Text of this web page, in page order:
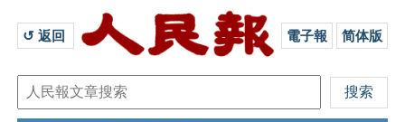
↺ 返回 電子報 简体版